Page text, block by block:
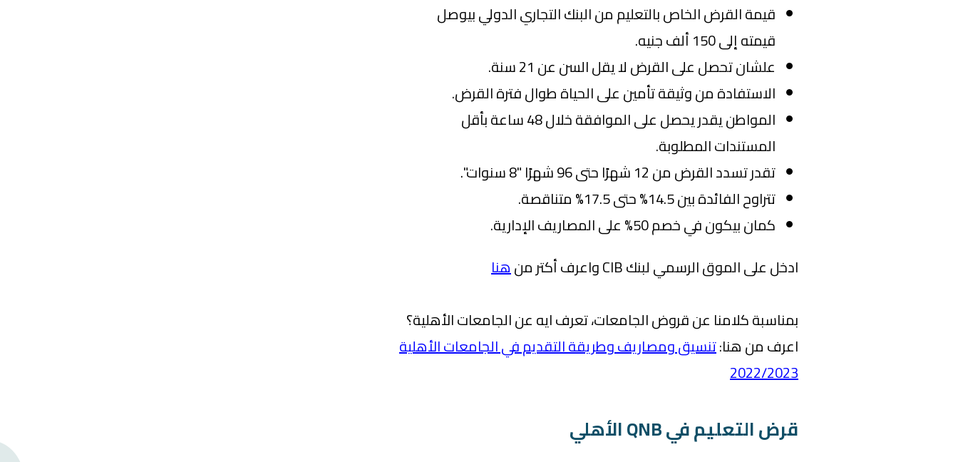
قيمة القرض الخاص بالتعليم من البنك التجاري الدولي بيوصل
قيمته إلى 150 ألف جنيه.
علشان تحصل على القرض لا يقل السن عن 21 سنة.
الاستفادة من وثيقة تأمين على الحياة طوال فترة القرض.
المواطن يقدر يحصل على الموافقة خلال 48 ساعة بأقل
المستندات المطلوبة.
تقدر تسدد القرض من 12 شهرًا حتى 96 شهرًا "8 سنوات".
تتراوح الفائدة بين 14.5% حتى 17.5% متناقصة.
كمان بيكون في خصم 50% على المصاريف الإدارية.
ادخل على الموق الرسمي لبنك CIB واعرف أكتر من
هنا
بمناسبة كلامنا عن قروض الجامعات، تعرف ايه عن الجامعات الأهلية؟
اعرف من هنا:تنسيق ومصاريف وطريقة التقديم في الجامعات الأهلية
2022/2023
قرض التعليم في QNB الأهلي